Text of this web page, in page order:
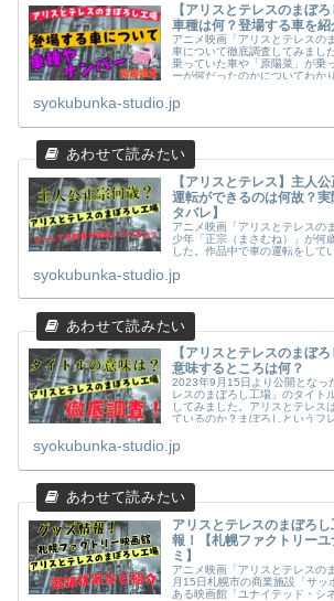
【アリスとテレスのまぼ
車種は何？登場する車を紹
アニメ映画「アリスとテレスの
車について徹底調査してみまし
乗っていた車や「原陽菜」が乗
ーが何だったのかについてわか
syokubunka-studio.jp
【アリスとテレス】主人
運転ができるのは何故？
タバレ】
アニメ映画「アリスとテレスの
少年「正宗（まさむね）」が何
した。作品中で車の運転をして
覧ください。【ネタバレあり】
syokubunka-studio.jp
【アリスとテレスのまぼ
意味するところは何？
2023年9月15日より公開となっ
レスのまぼろし工場」のタイト
してみました。アリスとテレス
ているのか？まぼろしというフ
syokubunka-studio.jp
アリスとテレスのまぼろ
報！【札幌ファクトリー
ミ】
アニメ映画「アリスとテレスの
月15日札幌市の商業施設「サッ
ある映画館「ユナイテッド・シ